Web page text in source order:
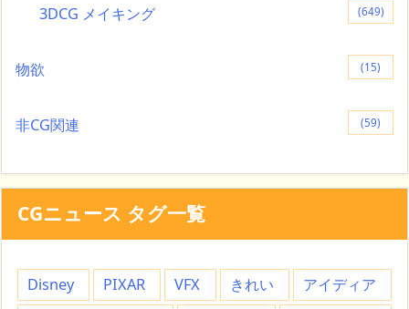
3DCG メイキング (649)
物欲 (15)
非CG関連 (59)
CGニュース タグ一覧
Disney PIXAR VFX きれい
アイディア